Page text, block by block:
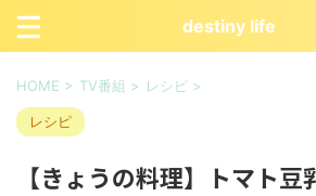
destiny life
HOME > TV番組 > レシピ >
レシピ
【きょうの料理】トマト豆